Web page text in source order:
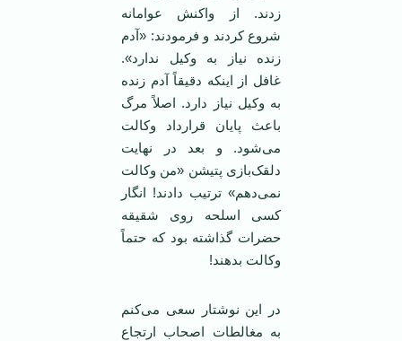
زدند. از واکنش عوامانه
شروع کردند و فرمودند: «آدم
زنده نیاز به وکیل ندارد».
غافل از اینکه دقیقاً آدم زنده
به وکیل نیاز دارد. اصلاً مرگ
باعث پایان قرارداد وکالت
می‌شود. و بعد در نهایت
دلقک‌بازی پتیشن «من وکالت
نمی‌دهم» ترتیب دادند! انگار
کسی اسلحه روی شقیقه
حضرات گذاشته بود که حتماً
وکالت بدهند!
در این نوشتار سعی می‌کنم
به مغالطات اصحاب ارتجاع